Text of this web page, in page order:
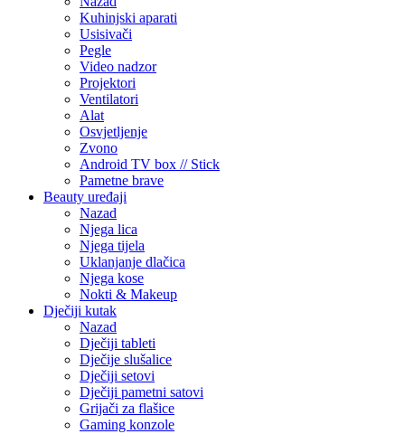
Kuhinjski aparati
Usisivači
Pegle
Video nadzor
Projektori
Ventilatori
Alat
Osvjetljenje
Zvono
Android TV box // Stick
Pametne brave
Beauty uređaji
Nazad
Njega lica
Njega tijela
Uklanjanje dlačica
Njega kose
Nokti & Makeup
Dječiji kutak
Nazad
Dječiji tableti
Dječije slušalice
Dječiji setovi
Dječiji pametni satovi
Grijači za flašice
Gaming konzole